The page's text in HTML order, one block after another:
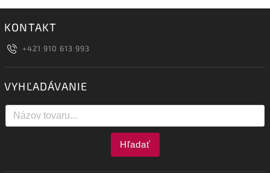
KONTAKT
+421 910 613 993
VYHĽADÁVANIE
Hľadať